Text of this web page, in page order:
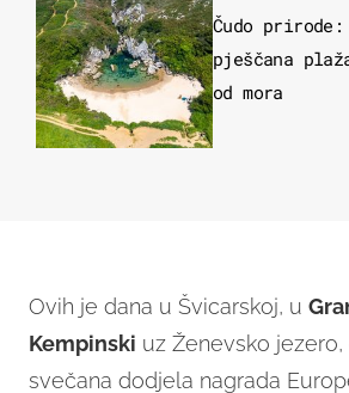
Čudo prirode:
pješčana
od mora
Ovih je dana u Švicarskoj, u
Kempinski uz Ženevsko jezero,
svečana dodjela nagrada